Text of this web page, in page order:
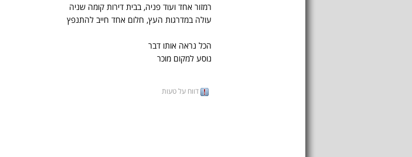
רמזור אחד ועוד פניה, בבית דירות קומה שניה
עולה במדרגות העץ, חלום אחד חייב להתנפץ
הכל נראה אותו דבר
נוסע למקום מוכר
דווח על טעות